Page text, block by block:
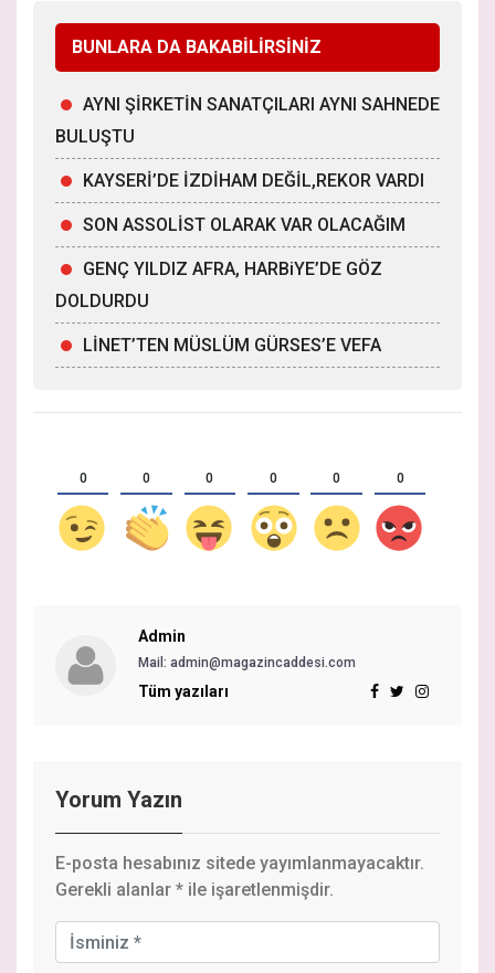
BUNLARA DA BAKABİLİRSİNİZ
AYNI ŞİRKETİN SANATÇILARI AYNI SAHNEDE
BULUŞTU
KAYSERİ’DE İZDİHAM DEĞİL,REKOR VARDI
SON ASSOLİST OLARAK VAR OLACAĞIM
GENÇ YILDIZ AFRA, HARBiYE’DE GÖZ
DOLDURDU
LİNET’TEN MÜSLÜM GÜRSES’E VEFA
0 0 0 0 0 0
Admin
Mail: admin@magazincaddesi.com
Tüm yazıları
Yorum Yazın
E-posta hesabınız sitede yayımlanmayacaktır.
Gerekli alanlar * ile işaretlenmişdir.